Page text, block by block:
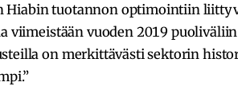
Hiabin tuotannon optimointiin
viimeistään vuoden 2019
on merkittävästi sektorin